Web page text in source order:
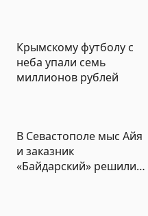
Крымскому футболу с
неба упали семь
миллионов рублей
В Севастополе мыс Айя
и заказник
«Байдарский» решили